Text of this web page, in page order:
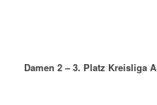
Damen 2 – 3. Platz Kreisliga A